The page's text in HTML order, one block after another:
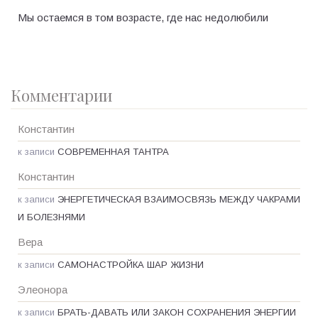
Мы остаемся в том возрасте, где нас недолюбили
Комментарии
Константин
к записи СОВРЕМЕННАЯ ТАНТРА
Константин
к записи ЭНЕРГЕТИЧЕСКАЯ ВЗАИМОСВЯЗЬ МЕЖДУ ЧАКРАМИ
И БОЛЕЗНЯМИ
Вера
к записи САМОНАСТРОЙКА ШАР ЖИЗНИ
Элеонора
к записи БРАТЬ-ДАВАТЬ ИЛИ ЗАКОН СОХРАНЕНИЯ ЭНЕРГИИ